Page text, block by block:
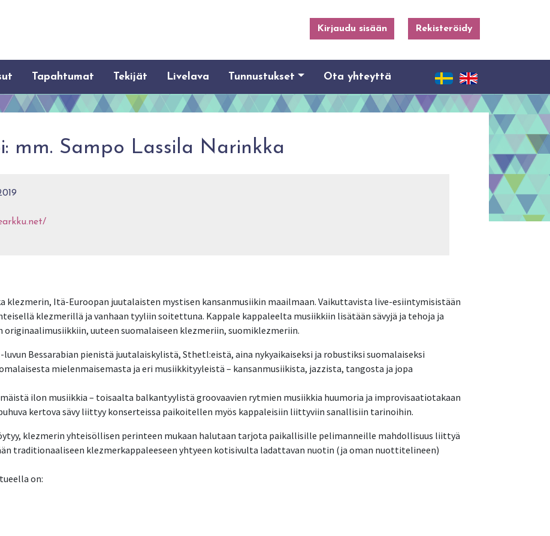
Kirjaudu sisään Rekisteröidy
Tapahtumat Tekijät Livelava Tunnustukset Ota yhteyttä
mm. Sampo Lassila Narinkka
klezmerin, Itä-Euroopan juutalaisten mystisen kansanmusiikin maailmaan. Vaikuttavista live-esiintymisistään
klezmerillä ja vanhaan tyyliin soitettuna. Kappale kappaleelta musiikkiin lisätään sävyjä ja tehoja ja
originaalimusiikkiin, uuteen suomalaiseen klezmeriin, suomiklezmeriin.
Bessarabian pienistä juutalaiskylistä, Sthetl:eistä, aina nykyaikaiseksi ja robustiksi suomalaiseksi
mielenmaisemasta ja eri musiikkityyleistä – kansanmusiikista, jazzista, tangosta ja jopa
ilon musiikkia – toisaalta balkantyylistä groovaavien rytmien musiikkia huumoria ja improvisaatiotakaan
kertova sävy liittyy konserteissa paikoitellen myös kappaleisiin liittyviin sanallisiin tarinoihin.
klezmerin yhteisöllisen perinteen mukaan halutaan tarjota paikallisille pelimanneille mahdollisuus liittyä
traditionaaliseen klezmerkappaleeseen yhtyeen kotisivulta ladattavan nuotin (ja oman nuottitelineen)
on: